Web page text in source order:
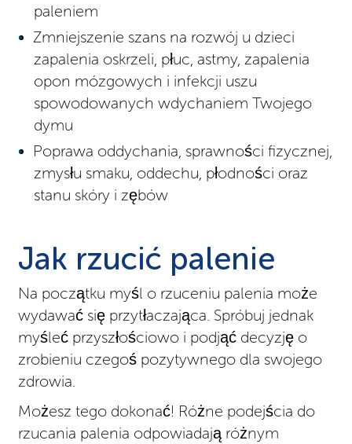
paleniem
Zmniejszenie szans na rozwój u dzieci
zapalenia oskrzeli, płuc, astmy, zapalenia
opon mózgowych i infekcji uszu
spowodowanych wdychaniem Twojego
dymu
Poprawa oddychania, sprawności fizycznej,
zmysłu smaku, oddechu, płodności oraz
stanu skóry i zębów
Jak rzucić palenie
Na początku myśl o rzuceniu palenia może
wydawać się przytłaczająca. Spróbuj jednak
myśleć przyszłościowo i podjąć decyzję o
zrobieniu czegoś pozytywnego dla swojego
zdrowia.
Możesz tego dokonać! Różne podejścia do
rzucania palenia odpowiadają różnym